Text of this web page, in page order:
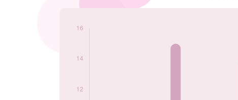
2015
16
2018
2021